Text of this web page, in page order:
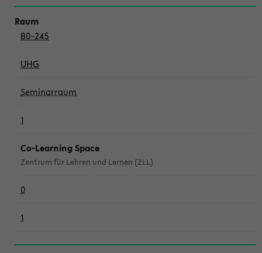
B0-245
UHG
Seminarraum
1
Co-Learning Space
Zentrum für Lehren und Lernen (ZLL)
0
1